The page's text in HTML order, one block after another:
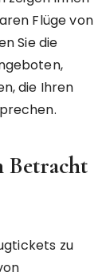
Flüge von
Sie die
die Ihren
Betracht
zu